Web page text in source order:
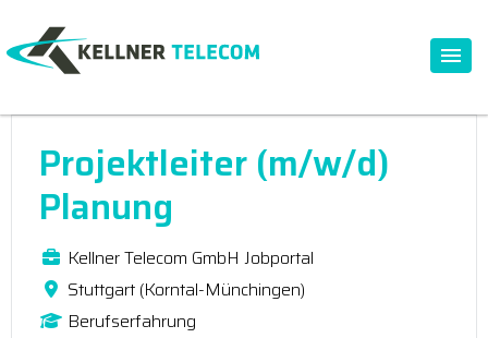
Projektleiter (m/w/d)
Planung
Kellner Telecom GmbH Jobportal
Stuttgart (Korntal-Münchingen)
Berufserfahrung